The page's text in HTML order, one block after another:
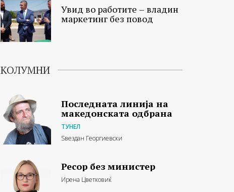
Увид во работите – владин
маркетинг без повод
КОЛУМНИ
Последната линија на
македонската одбрана
ТУНЕЛ
Ѕвездан Георгиевски
Ресор без министер
Ирена Цветковиќ